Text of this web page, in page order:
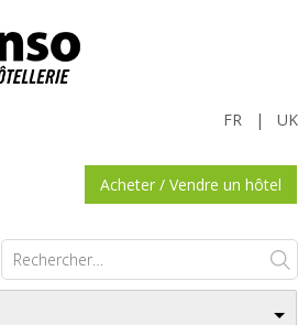
UK
|
FR
Acheter / Vendre un hôtel
Rechercher :